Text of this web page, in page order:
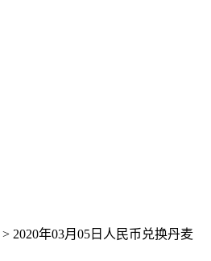
> 2020年03月05日人民币兑换丹麦